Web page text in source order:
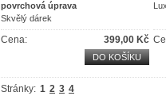
povrchová úprava
Skvělý dárek
NBA luxusní zapalovač
399,00 Kč
Cena:
DO KOŠÍKU
Stránky: 1 2 3 4